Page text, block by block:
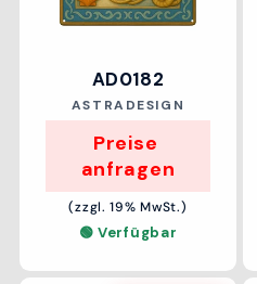
AD0182
Anbieter:
ASTRADESIGN
Preise
anfragen
(zzgl. 19% MwSt.)
🟢 Verfügbar